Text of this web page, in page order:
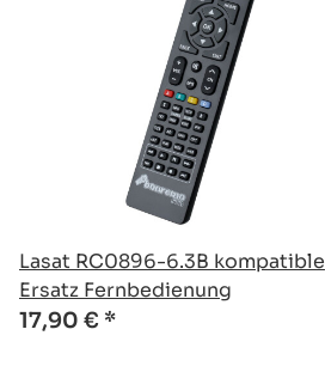
Lasat RC0896-6.3B kompatible
Ersatz Fernbedienung
17,90 € *